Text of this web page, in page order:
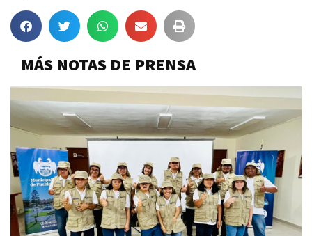
MÁS NOTAS DE PRENSA